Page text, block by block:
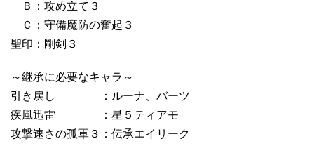
Ｂ：攻め立て３
Ｃ：守備魔防の奮起３
聖印：剛剣３
～継承に必要なキャラ～
引き戻し ：ルーナ、バーツ
疾風迅雷 ：星５ティアモ
攻撃速さの孤軍３：伝承エイリーク